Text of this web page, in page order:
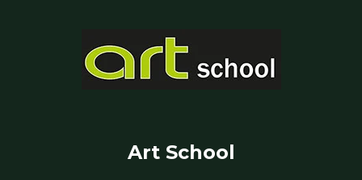
Art School